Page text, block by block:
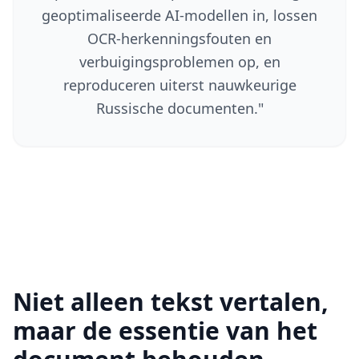
geoptimaliseerde AI-modellen in, lossen
OCR-herkenningsfouten en
verbuigingsproblemen op, en
reproduceren uiterst nauwkeurige
Russische documenten."
Niet alleen tekst vertalen,
maar de essentie van het